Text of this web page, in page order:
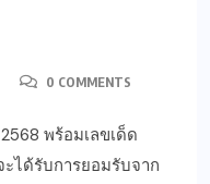
0 COMMENTS
พร้อมเลขเด็ด
ได้รับการยอมรับจาก